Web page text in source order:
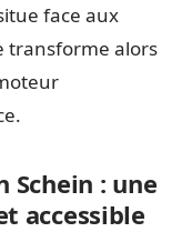
face aux
transforme alors
Schein : une
accessible